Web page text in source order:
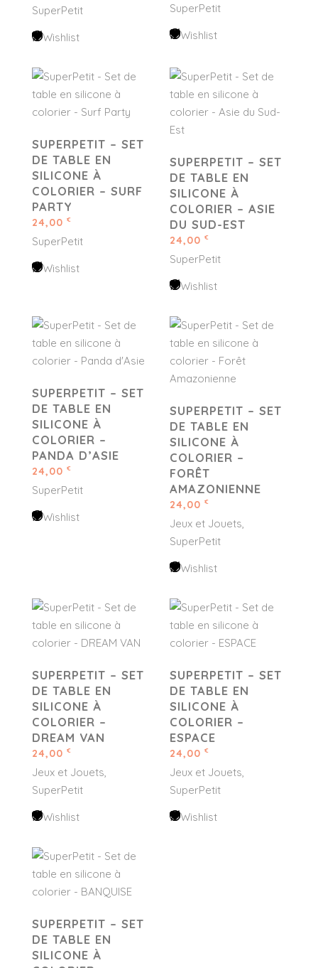
SuperPetit
Wishlist
SuperPetit
Wishlist
SUPERPETIT – SET
DE TABLE EN
SILICONE À
COLORIER – SURF
PARTY
24,00 €
SuperPetit
Wishlist
SUPERPETIT – SET
DE TABLE EN
SILICONE À
COLORIER – ASIE
DU SUD-EST
24,00 €
SuperPetit
Wishlist
SUPERPETIT – SET
DE TABLE EN
SILICONE À
COLORIER –
PANDA D’ASIE
24,00 €
SuperPetit
Wishlist
SUPERPETIT – SET
DE TABLE EN
SILICONE À
COLORIER –
FORÊT
AMAZONIENNE
24,00 €
Jeux et Jouets
SuperPetit
Wishlist
SUPERPETIT – SET
DE TABLE EN
SILICONE À
COLORIER –
DREAM VAN
24,00 €
Jeux et Jouets
SuperPetit
Wishlist
SUPERPETIT – SET
DE TABLE EN
SILICONE À
COLORIER –
ESPACE
24,00 €
Jeux et Jouets
SuperPetit
Wishlist
SUPERPETIT – SET
DE TABLE EN
SILICONE À